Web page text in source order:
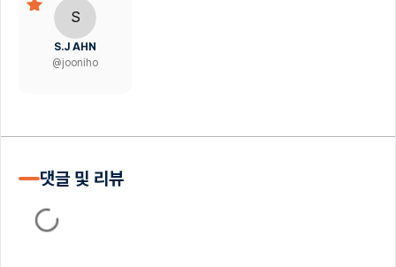
S
S.J AHN
@jooniho
댓글 및 리뷰